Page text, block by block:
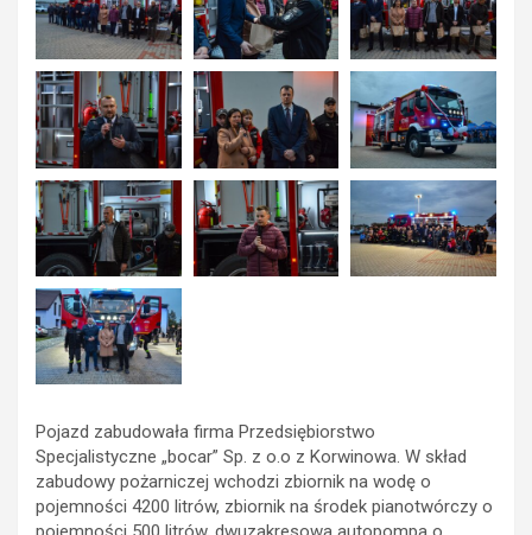
Pojazd zabudowała firma Przedsiębiorstwo
Specjalistyczne „bocar” Sp. z o.o z Korwinowa. W skład
zabudowy pożarniczej wchodzi zbiornik na wodę o
pojemności 4200 litrów, zbiornik na środek pianotwórczy o